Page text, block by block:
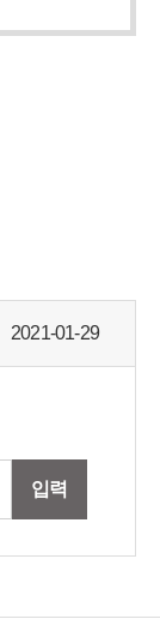
2021-01-29
입력